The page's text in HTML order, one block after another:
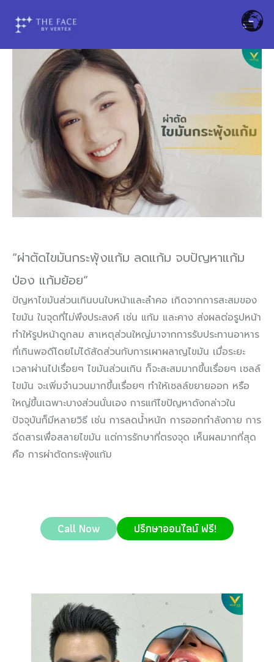
“ผ่าตัดไขมันกระพุ้งแก้ม ลดแก้ม จบปัญหาแก้ม
ป่อง แก้มย้อย”
ปัญหาไขมันส่วนเกินบนใบหน้าและลำคอ เกิดจากการสะสมของ
ไขมัน ในจุดที่ไม่พึงประสงค์ เช่น แก้ม และคาง ส่งผลต่อรูปหน้า
ทำให้รูปหน้าดูกลม สาเหตุส่วนใหญ่มาจากการรับประทานอาหาร
ที่เกินพอดีโดยไม่ได้สัดส่วนกับการเผาผลาญไขมัน เมื่อระยะ
เวลาผ่านไปเรื่อยๆ ไขมันส่วนเกิน ก็จะสะสมมากขึ้นเรื่อยๆ เซลล์
ไขมัน จะเพิ่มจำนวนมากขึ้นเรื่อยๆ ทำให้เซลล์ขยายออก หรือ
ใหญ่ขึ้นเฉพาะบางส่วนนั่นเอง การแก้ไขปัญหาดังกล่าวใน
ปัจจุบันก็มีหลายวิธี เช่น การลดน้ำหนัก การออกกำลังกาย การ
ฉีดสารเพื่อสลายไขมัน แต่การรักษาที่ตรงจุด เห็นผลมากที่สุด
คือ การผ่าตัดกระพุ้งแก้ม
Call Now ปรึกษาออนไลน์ ฟรี!